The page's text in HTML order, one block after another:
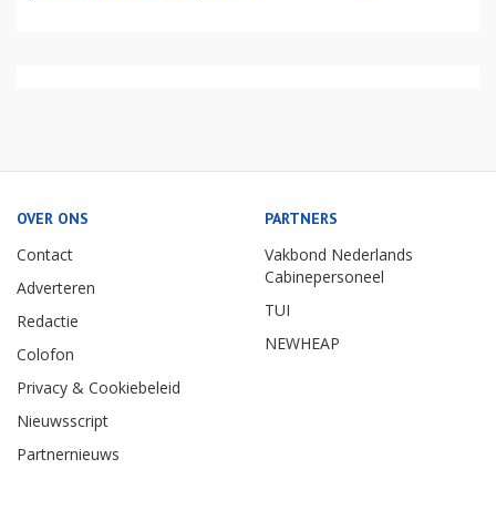
OVER ONS
Contact
Adverteren
Redactie
Colofon
Privacy & Cookiebeleid
Nieuwsscript
Partnernieuws
PARTNERS
Vakbond Nederlands
Cabinepersoneel
TUI
NEWHEAP